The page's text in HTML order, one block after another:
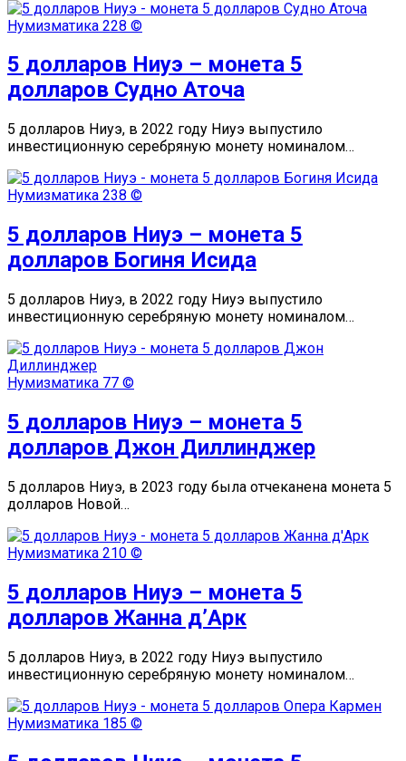
Нумизматика 228 ©
5 долларов Ниуэ – монета 5
долларов Судно Аточа
5 долларов Ниуэ, в 2022 году Ниуэ выпустило
инвестиционную серебряную монету номиналом…
Нумизматика 238 ©
5 долларов Ниуэ – монета 5
долларов Богиня Исида
5 долларов Ниуэ, в 2022 году Ниуэ выпустило
инвестиционную серебряную монету номиналом…
Нумизматика 77 ©
5 долларов Ниуэ – монета 5
долларов Джон Диллинджер
5 долларов Ниуэ, в 2023 году была отчеканена монета 5
долларов Новой…
Нумизматика 210 ©
5 долларов Ниуэ – монета 5
долларов Жанна д’Арк
5 долларов Ниуэ, в 2022 году Ниуэ выпустило
инвестиционную серебряную монету номиналом…
Нумизматика 185 ©